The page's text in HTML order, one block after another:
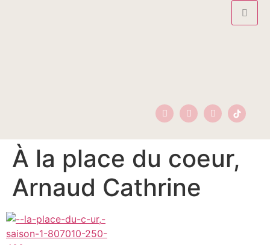
À la place du coeur,
Arnaud Cathrine